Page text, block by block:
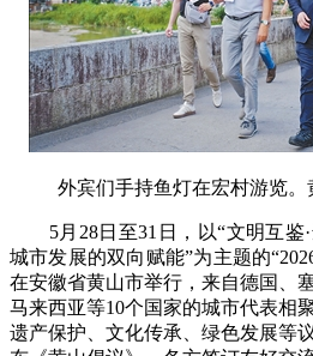
外宾们手持鱼灯在宏村游览。
5月28日至31日，以“文明互鉴
城市发展的双向赋能”为主题的
在安徽省黄山市举行，来自德国、
马来西亚等10个国家的城市代表相
遗产保护、文化传承、绿色发展等